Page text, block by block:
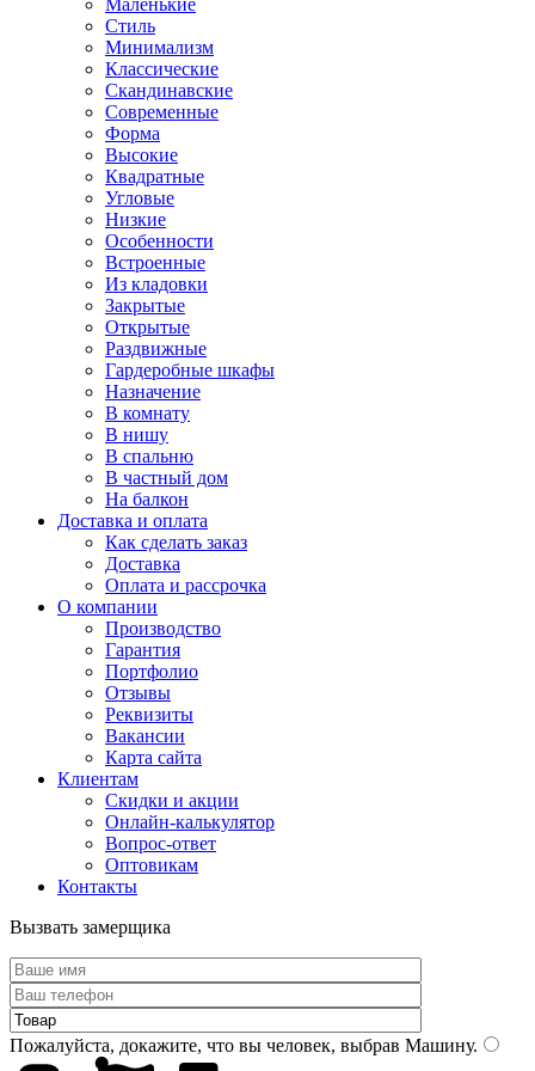
Маленькие
Стиль
Минимализм
Классические
Скандинавские
Современные
Форма
Высокие
Квадратные
Угловые
Низкие
Особенности
Встроенные
Из кладовки
Закрытые
Открытые
Раздвижные
Гардеробные шкафы
Назначение
В комнату
В нишу
В спальню
В частный дом
На балкон
Доставка и оплата
Как сделать заказ
Доставка
Оплата и рассрочка
О компании
Производство
Гарантия
Портфолио
Отзывы
Реквизиты
Вакансии
Карта сайта
Клиентам
Скидки и акции
Онлайн-калькулятор
Вопрос-ответ
Оптовикам
Контакты
Вызвать замерщика
Пожалуйста, докажите, что вы человек, выбрав Машину.